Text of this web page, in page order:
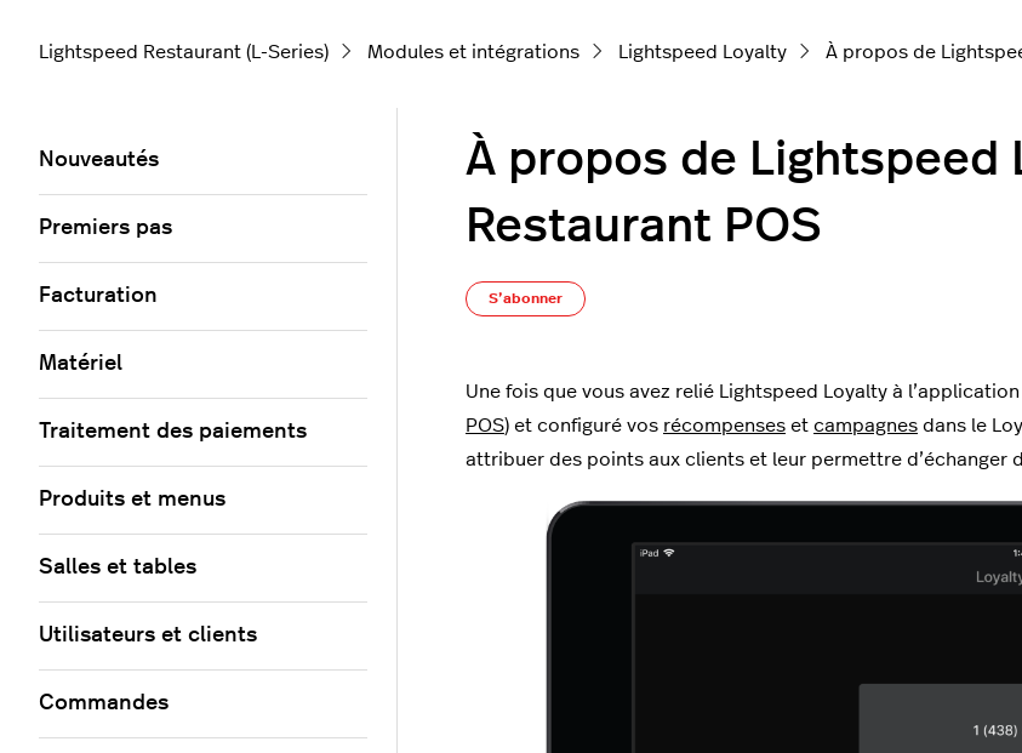
Lightspeed Restaurant (L-Series) Modules et intégrations Lightspeed Loyalty À propos de
À propos de Lightspeed
Restaurant POS
S’abonner
Une fois que vous avez relié Lightspeed Loyalty à
POS) et configuré vos récompenses et campagnes dans le
attribuer des points aux clients et leur permettre d’échanger
Nouveautés
Premiers pas
Facturation
Matériel
Traitement des paiements
Produits et menus
Salles et tables
Utilisateurs et clients
Commandes